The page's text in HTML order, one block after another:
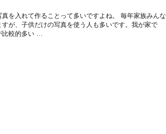
を入れて作ることって多いですよね。 毎年家族みんな
が、子供だけの写真を使う人も多いです。我が家で
比較的多い …